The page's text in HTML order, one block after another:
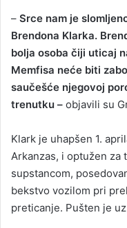
– Srce nam je
Brendona Klarka.
bolja osoba čiji uticaj
Memfisa neće biti
saučešće njegovoj
trenutku – objavili su
Klark je uhapšen 1.
Arkanzas, i optužen
supstancom,
bekstvo vozilom pri
preticanje. Pušten je